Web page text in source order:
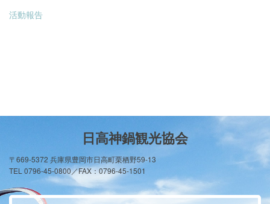
活動報告
日高神鍋観光協会
〒669-5372 兵庫県豊岡市日高町栗栖野59-13
TEL 0796-45-0800／FAX：0796-45-1501